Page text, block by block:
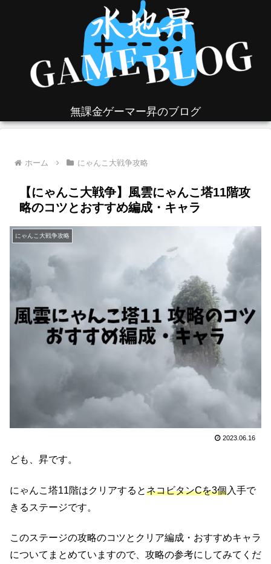
無課金ゲーマー昇のブログ
ホーム にゃんこ大戦争攻略
【にゃんこ大戦争】風雲にゃんこ塔11階攻
略のコツとおすすめ編成・キャラ
にゃんこ大戦争攻略
2023.06.16
ども、昇です。
にゃんこ塔11階はクリアするとネコビタンCを3個入手で
きるステージです。
このステージの攻略のコツとクリア編成・おすすめキャラ
についてまとめていますので、攻略の参考にしてみてくだ